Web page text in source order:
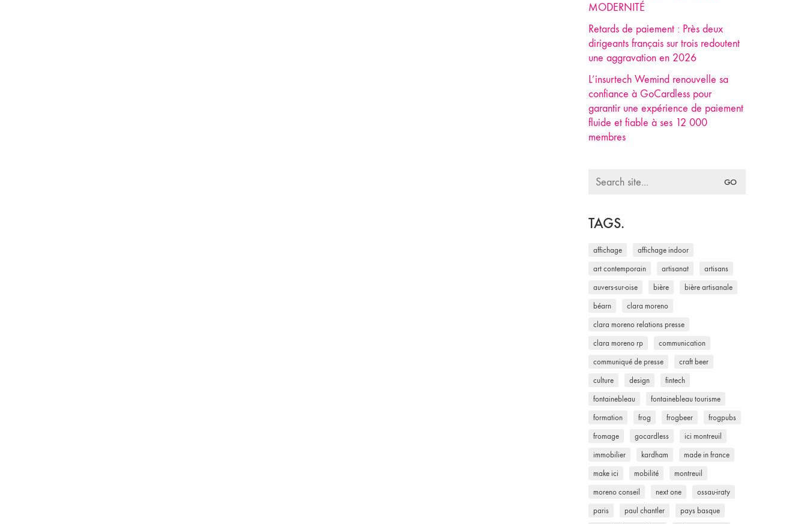
MODERNITÉ
Retards de paiement : Près deux
dirigeants français sur trois redoutent
une aggravation en 2026
L’insurtech Wemind renouvelle sa
confiance à GoCardless pour
garantir une expérience de paiement
fluide et fiable à ses 12 000
membres
Search
TAGS.
affichage affichage indoor
art contemporain artisanat artisans
auvers-sur-oise bière bière artisanale
béarn clara moreno
clara moreno relations presse
clara moreno rp communication
communiqué de presse craft beer
culture design fintech
fontainebleau fontainebleau tourisme
formation frog frogbeer frogpubs
fromage gocardless ici montreuil
immobilier kardham made in france
make ici mobilité montreuil
moreno conseil next one ossau-iraty
paris paul chantler pays basque